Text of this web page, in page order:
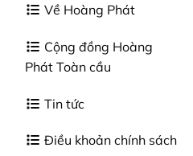
Về Hoàng Phát
Cộng đồng Hoàng
Phát Toàn cầu
Tin tức
Điều khoản chính sách